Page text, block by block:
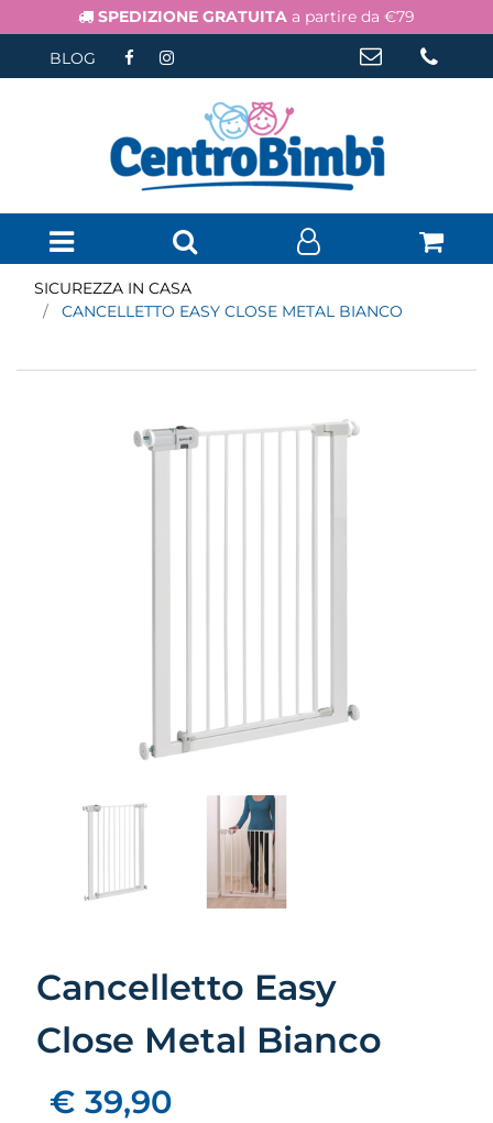
SPEDIZIONE GRATUITA a partire da €79
BLOG
Open menu
SICUREZZA IN CASA
CANCELLETTO EASY CLOSE METAL BIANCO
Cancelletto Easy
Close Metal Bianco
€ 39,90